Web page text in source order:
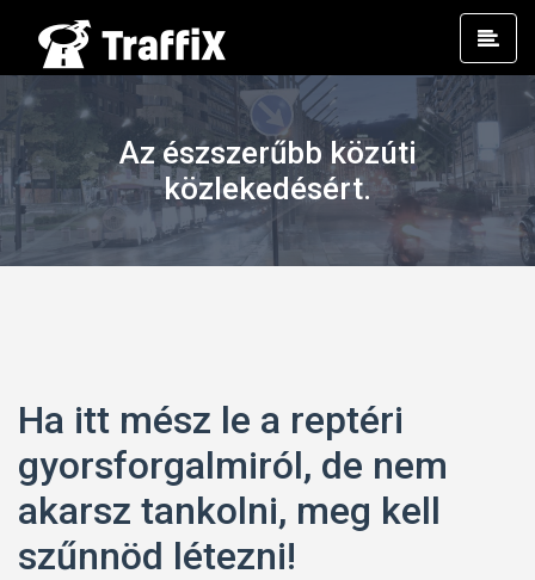
Az észszerűbb közúti
közlekedésért.
Ha itt mész le a reptéri
gyorsforgalmiról, de nem
akarsz tankolni, meg kell
szűnnöd létezni!